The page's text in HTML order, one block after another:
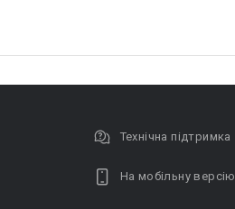
Технічна підтримка
На мобільну версію